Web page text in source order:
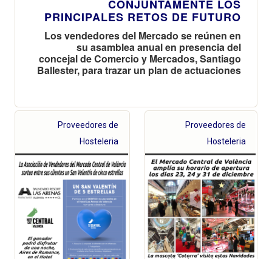
CONJUNTAMENTE LOS
PRINCIPALES RETOS DE FUTURO
Los vendedores del Mercado se reúnen en
su asamblea anual en presencia del
concejal de Comercio y Mercados, Santiago
Ballester, para trazar un plan de actuaciones
Proveedores de
Hosteleria
Proveedores de
Hosteleria